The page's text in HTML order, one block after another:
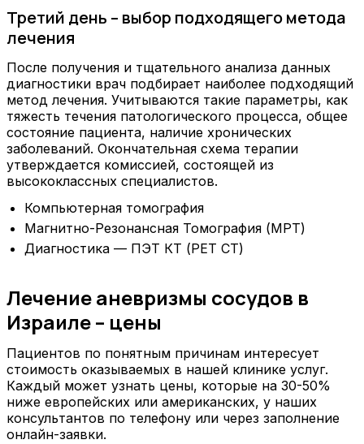
Третий день – выбор подходящего метода
лечения
После получения и тщательного анализа данных
диагностики врач подбирает наиболее подходящий
метод лечения. Учитываются такие параметры, как
тяжесть течения патологического процесса, общее
состояние пациента, наличие хронических
заболеваний. Окончательная схема терапии
утверждается комиссией, состоящей из
высококлассных специалистов.
Компьютерная томография
Магнитно-Резонансная Томография (МРТ)
Диагностика — ПЭТ КТ (PET CT)
Лечение аневризмы сосудов в
Израиле – цены
Пациентов по понятным причинам интересует
стоимость оказываемых в нашей клинике услуг.
Каждый может узнать цены, которые на 30-50%
ниже европейских или американских, у наших
консультантов по телефону или через заполнение
онлайн-заявки.